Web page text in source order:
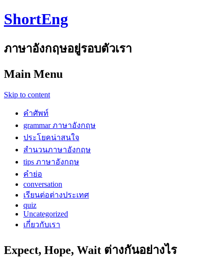
ShortEng
ภาษาอังกฤษอยู่รอบตัวเรา
Main Menu
Skip to content
คำศัพท์
grammar ภาษาอังกฤษ
ประโยคน่าสนใจ
สำนวนภาษาอังกฤษ
tips ภาษาอังกฤษ
คำย่อ
conversation
เรียนต่อต่างประเทศ
quiz
Uncategorized
เกี่ยวกับเรา
Expect, Hope, Wait ต่างกันอย่างไร